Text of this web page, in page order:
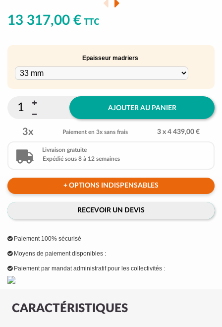
CARACTÉRISTIQUES
13 317,00 € TTC
Epaisseur madriers
AJOUTER AU PANIER
3x Paiement en 3x sans frais 3 x 4 439,00 €
Livraison gratuite
Expédié sous 8 à 12 semaines
+ OPTIONS INDISPENSABLES
RECEVOIR UN DEVIS
Paiement 100% sécurisé
Moyens de paiement disponibles :
Paiement par mandat administratif pour les collectivités :